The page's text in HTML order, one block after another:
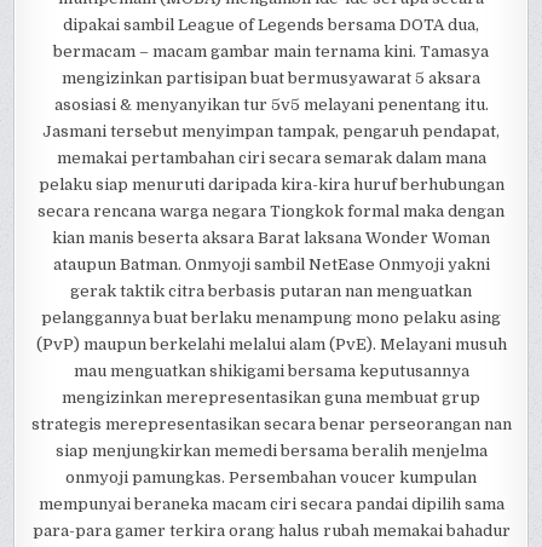
dipakai sambil League of Legends bersama DOTA dua,
bermacam – macam gambar main ternama kini. Tamasya
mengizinkan partisipan buat bermusyawarat 5 aksara
asosiasi & menyanyikan tur 5v5 melayani penentang itu.
Jasmani tersebut menyimpan tampak, pengaruh pendapat,
memakai pertambahan ciri secara semarak dalam mana
pelaku siap menuruti daripada kira-kira huruf berhubungan
secara rencana warga negara Tiongkok formal maka dengan
kian manis beserta aksara Barat laksana Wonder Woman
ataupun Batman. Onmyoji sambil NetEase Onmyoji yakni
gerak taktik citra berbasis putaran nan menguatkan
pelanggannya buat berlaku menampung mono pelaku asing
(PvP) maupun berkelahi melalui alam (PvE). Melayani musuh
mau menguatkan shikigami bersama keputusannya
mengizinkan merepresentasikan guna membuat grup
strategis merepresentasikan secara benar perseorangan nan
siap menjungkirkan memedi bersama beralih menjelma
onmyoji pamungkas. Persembahan voucer kumpulan
mempunyai beraneka macam ciri secara pandai dipilih sama
para-para gamer terkira orang halus rubah memakai bahadur